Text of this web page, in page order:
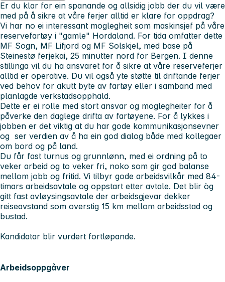
Er du klar for ein spanande og allsidig jobb der du vil være
med på å sikre at våre ferjer alltid er klare for oppdrag?
Vi har no ei interessant moglegheit som maskinsjef på våre
reservefartøy i "gamle" Hordaland. For tida omfatter dette
MF Sogn, MF Lifjord og MF Solskjel, med base på
Steinestø ferjekai, 25 minutter nord for Bergen. I denne
stillinga vil du ha ansvaret for å sikre at våre reserveferjer
alltid er operative. Du vil også yte støtte til driftande ferjer
ved behov for akutt byte av fartøy eller i samband med
planlagde verkstadsopphald.
Dette er ei rolle med stort ansvar og moglegheiter for å
påverke den daglege drifta av fartøyene. For å lykkes i
jobben er det viktig at du har gode kommunikasjonsevner
og ser verdien av å ha ein god dialog både med kollegaer
om bord og på land.
Du får fast turnus og grunnlønn, med ei ordning på to
veker arbeid og to veker fri, noko som gir god balanse
mellom jobb og fritid. Vi tilbyr gode arbeidsvilkår med 84-
timars arbeidsavtale og oppstart etter avtale. Det blir òg
gitt fast avløysingsavtale der arbeidsgjevar dekker
reiseavstand som overstig 15 km mellom arbeidsstad og
bustad.
Kandidatar blir vurdert fortløpande.
Arbeidsoppgåver